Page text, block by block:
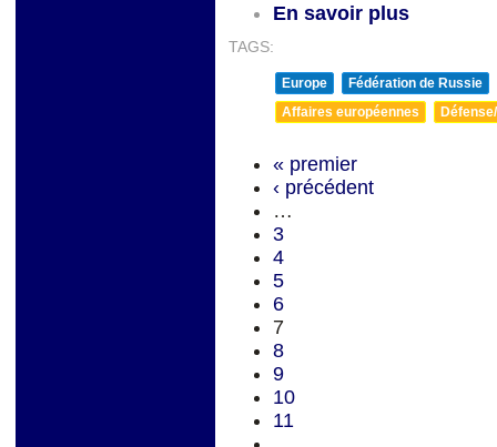
En savoir plus
TAGS:
Europe
Fédération de Russie
Affaires européennes
« premier
‹ précédent
…
3
4
5
6
7
8
9
10
11